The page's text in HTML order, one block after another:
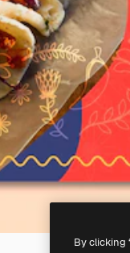
By clicking